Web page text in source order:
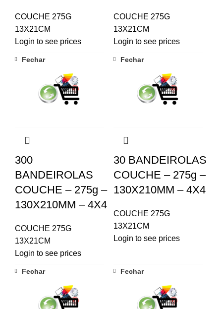
COUCHE 275G
13X21CM
Login to see prices
COUCHE 275G
13X21CM
Login to see prices
Fechar
300
BANDEIROLAS
COUCHE – 275g –
130X210MM – 4X4
COUCHE 275G
13X21CM
Login to see prices
Fechar
30 BANDEIROLAS
COUCHE – 275g –
130X210MM – 4X4
COUCHE 275G
13X21CM
Login to see prices
Fechar Fechar